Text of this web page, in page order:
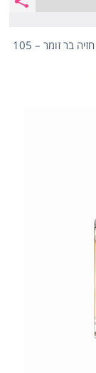
, פמינה, מחיר: חזיה ירדן הראל- 209 שקלים, חזיה בר זומר – 105